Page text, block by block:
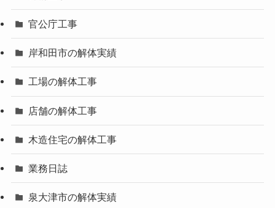
官公庁工事
岸和田市の解体実績
工場の解体工事
店舗の解体工事
木造住宅の解体工事
業務日誌
泉大津市の解体実績